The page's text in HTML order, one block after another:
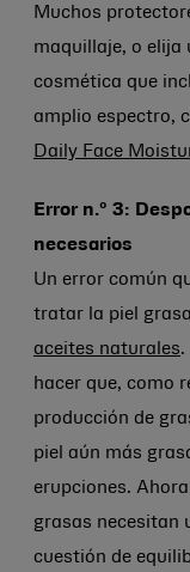
Muchos
maquillaje, o elija
cosmética que
amplio espectro,
Daily Face
Error n.º 3:
necesarios
Un error común
tratar la piel
aceites naturales.
hacer que, como
producción de
piel aún más
erupciones.
grasas necesitan
cuestión de